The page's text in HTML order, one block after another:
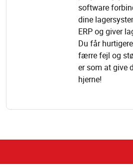
software
dine
ERP og giver
Du får
færre fejl og
er som at give
hjerne!